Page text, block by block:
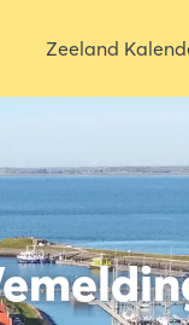
Zeeland